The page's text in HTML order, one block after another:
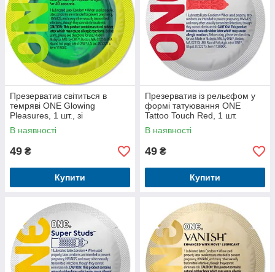
Презерватив світиться в
темряві ONE Glowing
Pleasures, 1 шт., зі
змащенням
В наявності
49 ₴
Купити
Презерватив із рельєфом у
формі татуювання ONE
Tattoo Touch Red, 1 шт.
В наявності
49 ₴
Купити